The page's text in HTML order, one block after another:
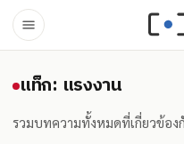
แท็ก: แรงงาน
แท็ก: แรงงาน
รวมบทความทั้งหมดที่เกี่ยวข้อง